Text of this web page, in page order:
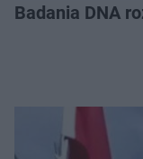
Badania DNA